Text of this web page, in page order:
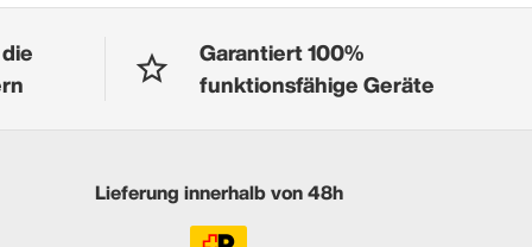
Garantiert 100%
funktionsfähige Geräte
Lieferung innerhalb von 48h